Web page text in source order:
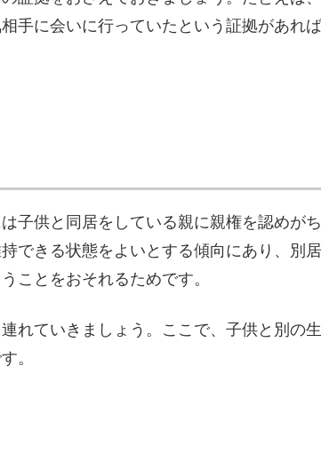
手に会いに行っていたという証拠があれば
子供と同居をしている親に親権を認めがち
できる状態をよいとする傾向にあり、別居
ことをおそれるためです。
れていきましょう。ここで、子供と別の生
。